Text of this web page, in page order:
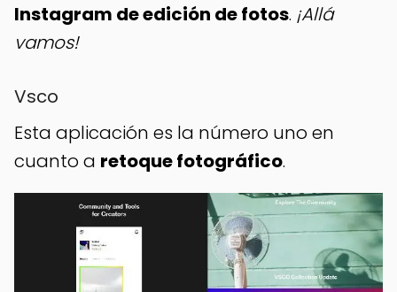
Instagram de edición de fotos. ¡Allá
vamos!
Vsco
Esta aplicación es la número uno en
cuanto a retoque fotográfico.